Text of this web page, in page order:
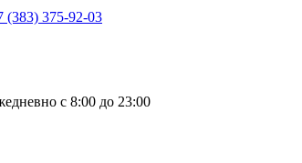
(383) 375-92-03
с 8:00 до 23:00